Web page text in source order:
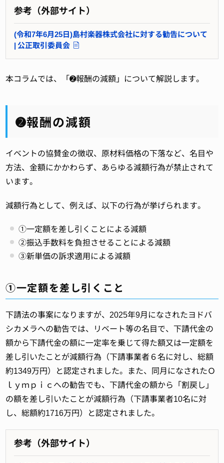
参考（外部サイト）
(令和7年6月25日)島村楽器株式会社に対する勧告について
| 公正取引委員会
本コラムでは、「➋報酬の減額」について解説します。
➋報酬の減額
イベントの協賛金の徴収、原材料価格の下落など、名目や
方法、金額にかかわらず、あらゆる減額行為が禁止されて
います。
減額行為として、例えば、以下の行為が挙げられます。
①一定額を差し引くことによる減額
②振込手数料を負担させることによる減額
③新単価の訴求適用による減額
①一定額を差し引くこと
下請法の事案になりますが、2025年9月になされたヨドバ
シカメラへの勧告では、リベート等の名目で、下請代金の
額から下請代金の額に一定率を乗じて得た額又は一定額を
差し引いたことが減額行為（下請事業者６名に対し、総額
約1349万円）と認定されました。また、同月になされたＯ
ｌｙｍｐｉｃへの勧告でも、下請代金の額から「割戻し」
の額を差し引いたことが減額行為（下請事業者10名に対
し、総額約1716万円）と認定されました。
参考（外部サイト）